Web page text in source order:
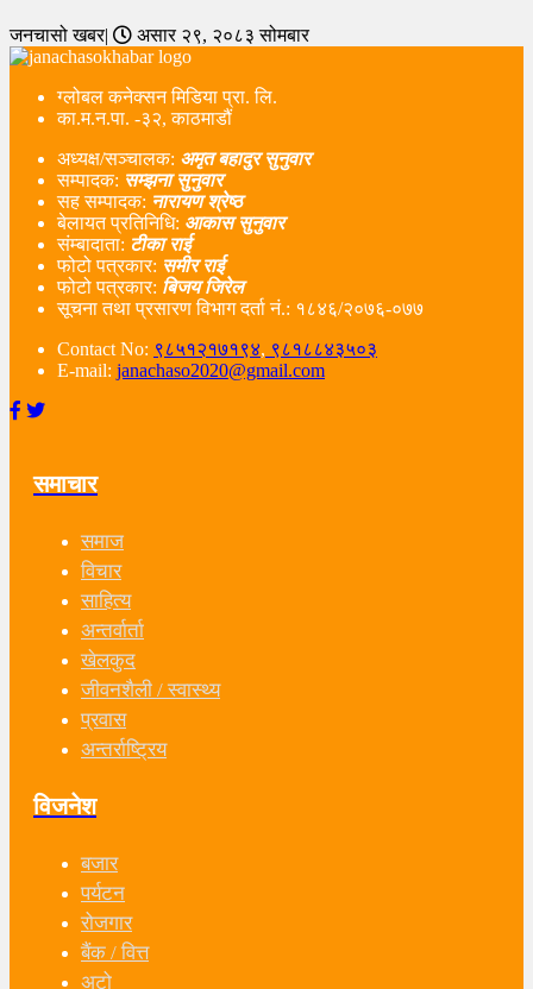
जनचासो खबर| असार २९, २०८३ सोमबार
ग्लोबल कनेक्सन मिडिया प्रा. लि.
का.म.न.पा. -३२, काठमाडौं
अध्यक्ष/सञ्चालक: अमृत बहादुर सुनुवार
सम्पादक: सम्झना सुनुवार
सह सम्पादक: नारायण श्रेष्ठ
बेलायत प्रतिनिधि: आकास सुनुवार
संम्बादाता: टीका राई
फोटो पत्रकार: समीर राई
फोटो पत्रकार: बिजय जिरेल
सूचना तथा प्रसारण विभाग दर्ता नं‌.: १८४६/२०७६-०७७
Contact No: ९८५१२१७१९४, ९८१८८४३५०३
E-mail: janachaso2020@gmail.com
समाचार
समाज
विचार
साहित्य
अन्तर्वार्ता
खेलकुद
जीवनशैली / स्वास्थ्य
प्रवास
अन्तर्राष्ट्रिय
विजनेश
बजार
पर्यटन
रोजगार
बैंक / वित्त
अटो